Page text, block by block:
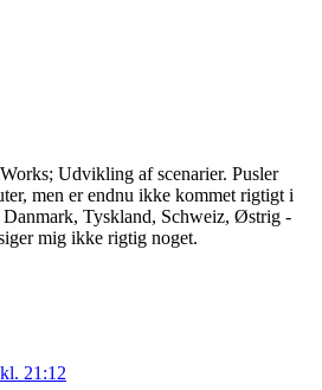
Udvikling af scenarier. Pusler
men er endnu ikke kommet rigtigt i
Tyskland, Schweiz, Østrig -
mig ikke rigtig noget.
21:12